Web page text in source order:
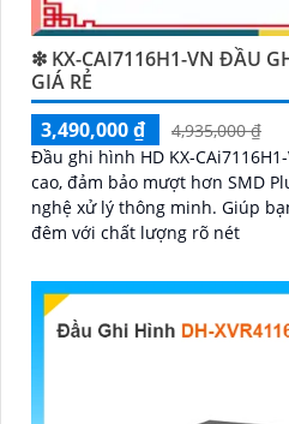
❇ KX-CAI7116H1-VN ĐẦU
GIÁ RẺ
3,490,000 ₫
4,935,000 ₫
Đầu ghi hình HD KX-
cao, đảm bảo mượt hơn SMD
nghệ xử lý thông minh. Giúp bạn xem được hình ảnh ban
đêm với chất lượng rõ nét